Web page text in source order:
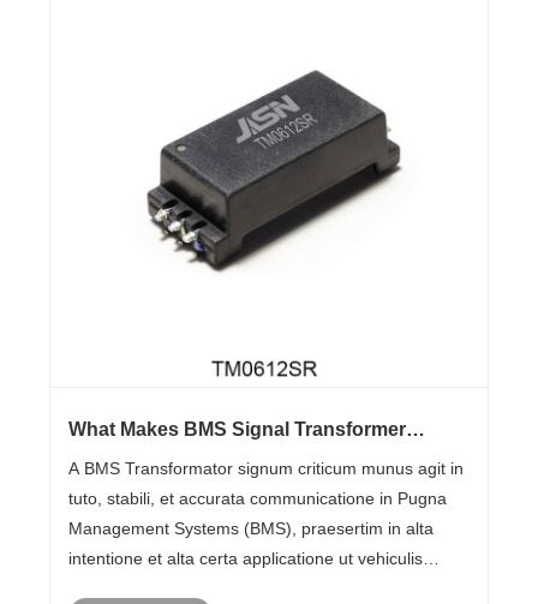
What Makes BMS Signal Transformer
Systems?
A BMS Transformator signum criticum munus agit in
tuto, stabili, et accurata communicatione in Pugna
Management Systems (BMS), praesertim in alta
intentione et alta certa applicatione ut vehiculis